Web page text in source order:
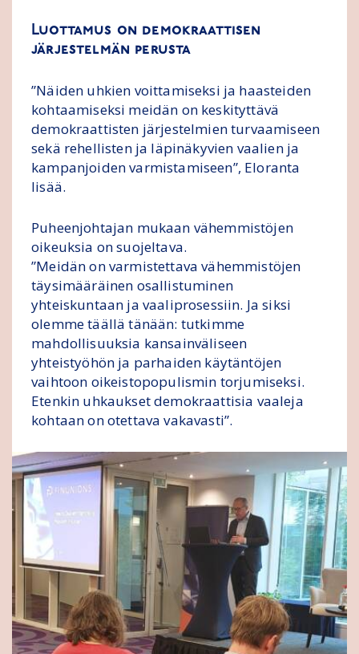
Luottamus on demokraattisen
järjestelmän perusta
”Näiden uhkien voittamiseksi ja haasteiden
kohtaamiseksi meidän on keskityttävä
demokraattisten järjestelmien turvaamiseen
sekä rehellisten ja läpinäkyvien vaalien ja
kampanjoiden varmistamiseen”, Eloranta
lisää.
Puheenjohtajan mukaan vähemmistöjen
oikeuksia on suojeltava.
”Meidän on varmistettava vähemmistöjen
täysimääräinen osallistuminen
yhteiskuntaan ja vaaliprosessiin. Ja siksi
olemme täällä tänään: tutkimme
mahdollisuuksia kansainväliseen
yhteistyöhön ja parhaiden käytäntöjen
vaihtoon oikeistopopulismin torjumiseksi.
Etenkin uhkaukset demokraattisia vaaleja
kohtaan on otettava vakavasti”.